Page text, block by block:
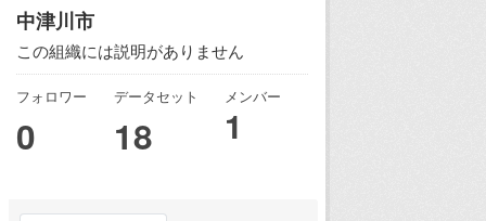
中津川市
この組織には説明がありません
フォロワー
0
データセット
18
メンバー
1